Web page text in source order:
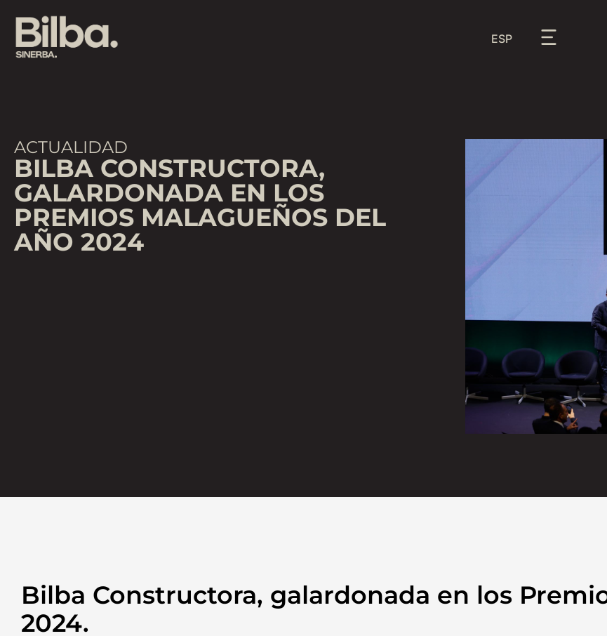
ESP
ACTUALIDAD
BILBA CONSTRUCTORA,
GALARDONADA EN LOS
PREMIOS MALAGUEÑOS DEL
AÑO 2024
Bilba Constructora, galardonada en los
2024.